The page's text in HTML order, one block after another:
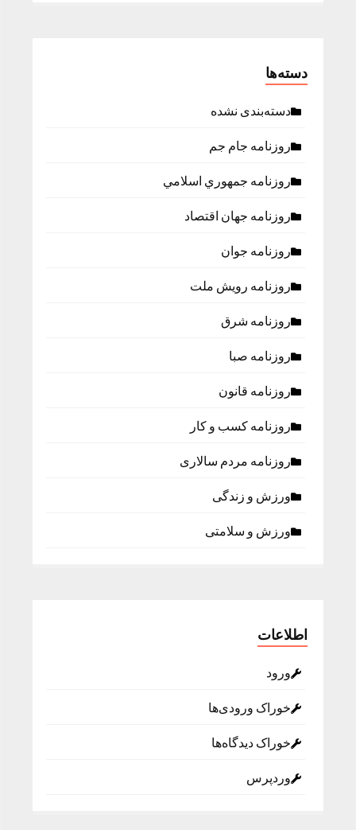
دسته‌ها
دسته‌بندی نشده
روزنامه جام جم
روزنامه جمهوري اسلامي
روزنامه جهان اقتصاد
روزنامه جوان
روزنامه رویش ملت
روزنامه شرق
روزنامه صبا
روزنامه قانون
روزنامه كسب و كار
روزنامه مردم سالاری
ورزش و زندگی
ورزش و سلامتی
اطلاعات
ورود
خوراک ورودی‌ها
خوراک دیدگاه‌ها
وردپرس